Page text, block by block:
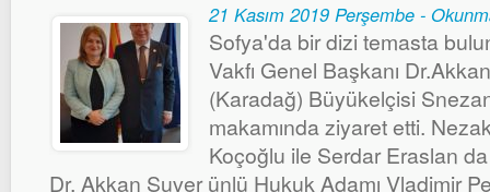
21 Kasım 2019 Perşembe -
Sofya'da bir dizi temasta
Vakfı Genel Başkanı
(Karadağ) Büyükelçisi
makamında ziyaret etti.
Koçoğlu ile Serdar Eraslan
Dr. Akkan Suver ünlü Hukuk Adamı Vladimir